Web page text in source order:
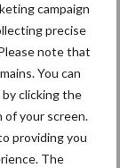
campaign
precise
note that
You can
clicking the
your screen.
providing you
The